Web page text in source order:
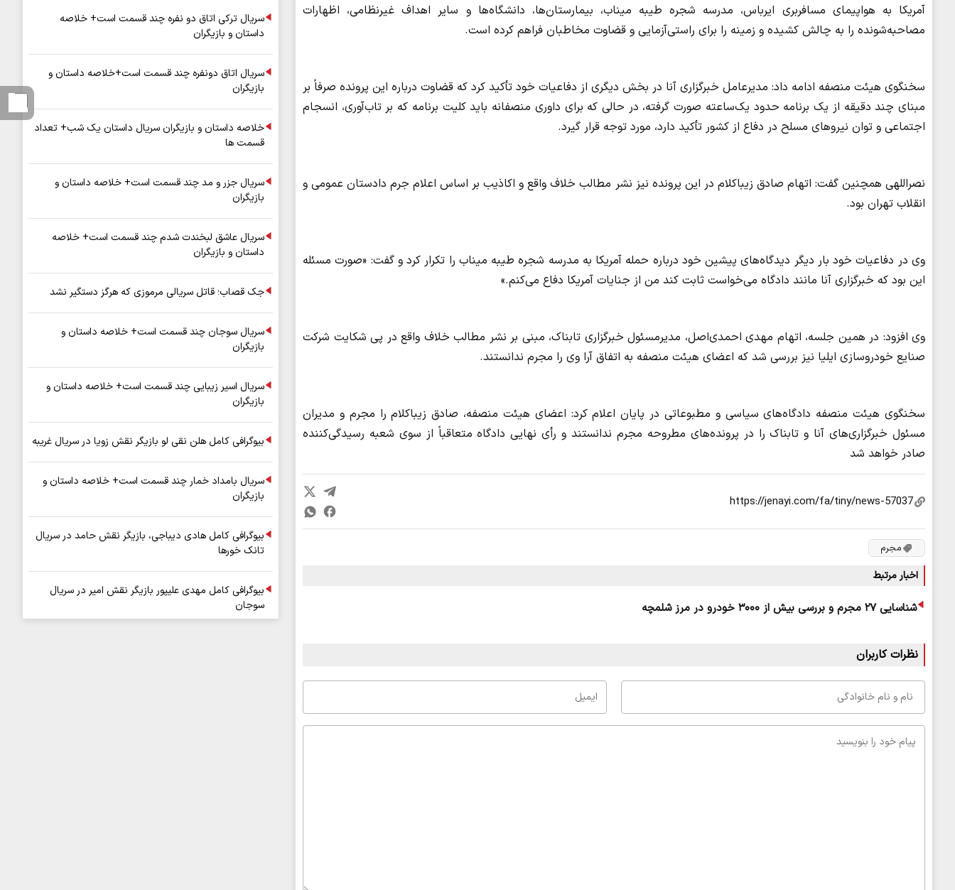
آمریکا به هواپیمای مسافربری ایرباس، مدرسه شجره طیبه میناب، بیمارستان‌ها، دانشگاه‌ها و سایر اهداف غیرنظامی، اظهارات
مصاحبه‌شونده را به چالش کشیده و زمینه را برای راستی‌آزمایی و قضاوت مخاطبان فراهم کرده است.
سخنگوی هیئت منصفه ادامه داد: مدیرعامل خبرگزاری آنا در بخش دیگری از دفاعیات خود تأکید کرد که قضاوت درباره این پرونده صرفاً بر
مبنای چند دقیقه از یک برنامه حدود یک‌ساعته صورت گرفته، در حالی که برای داوری منصفانه باید کلیت برنامه که بر تاب‌آوری، انسجام
اجتماعی و توان نیروهای مسلح در دفاع از کشور تأکید دارد، مورد توجه قرار گیرد.
نصراللهی همچنین گفت: اتهام صادق زیباکلام در این پرونده نیز نشر مطالب خلاف واقع و اکاذیب بر اساس اعلام جرم دادستان عمومی و
انقلاب تهران بود.
وی در دفاعیات خود بار دیگر دیدگاه‌های پیشین خود درباره حمله آمریکا به مدرسه شجره طیبه میناب را تکرار کرد و گفت: «صورت مسئله
این بود که خبرگزاری آنا مانند دادگاه می‌خواست ثابت کند من از جنایات آمریکا دفاع می‌کنم.»
وی افزود: در همین جلسه، اتهام مهدی احمدی‌اصل، مدیرمسئول خبرگزاری تابناک، مبنی بر نشر مطالب خلاف واقع در پی شکایت شرکت
صنایع خودروسازی ایلیا نیز بررسی شد که اعضای هیئت منصفه به اتفاق آرا وی را مجرم ندانستند.
سخنگوی هیئت منصفه دادگاه‌های سیاسی و مطبوعاتی در پایان اعلام کرد: اعضای هیئت منصفه، صادق زیباکلام را مجرم و مدیران
مسئول خبرگزاری‌های آنا و تابناک را در پرونده‌های مطروحه مجرم ندانستند و رأی نهایی دادگاه متعاقباً از سوی شعبه رسیدگی‌کننده
صادر خواهد شد
مجرم
اخبار مرتبط
شناسایی ۲۷ مجرم و بررسی بیش از ۳۰۰۰ خودرو در مرز شلمچه
نظرات کاربران
سریال ترکی اتاق دو نفره چند قسمت است+ خلاصه
داستان و بازیگران
سریال اتاق دونفره چند قسمت است+خلاصه داستان و
بازیگران
خلاصه داستان و بازیگران سریال داستان یک شب+ تعداد
قسمت ها
سریال جزر و مد چند قسمت است+ خلاصه داستان و
بازیگران
سریال عاشق لبخندت شدم چند قسمت است+ خلاصه
داستان و بازیگران
جک قصاب؛ قاتل سریالی مرموزی که هرگز دستگیر نشد
سریال سوجان چند قسمت است+ خلاصه داستان و
بازیگران
سریال اسیر زیبایی چند قسمت است+ خلاصه داستان و
بازیگران
بیوگرافی کامل هلن نقی لو بازیگر نقش زویا در سریال غریبه
سریال بامداد خمار چند قسمت است+ خلاصه داستان و
بازیگران
بیوگرافی کامل هادی دیباجی، بازیگر نقش حامد در سریال
تانک خورها
بیوگرافی کامل مهدی علیپور بازیگر نقش امیر در سریال
سوجان